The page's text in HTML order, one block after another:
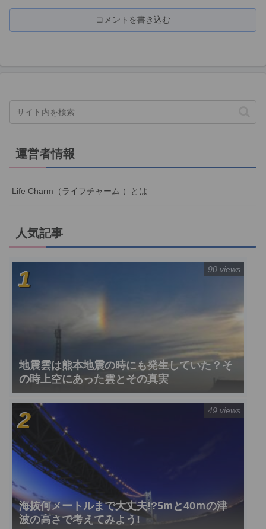
コメントを書き込む
運営者情報
Life Charm（ライフチャーム ）とは
人気記事
地震雲は熊本地震の時にも発生していた？そ
の時上空にあった雲とその真実
90 views
海抜何メートルまで大丈夫!?5mと40ｍの津
波の高さで考えてみよう!
49 views